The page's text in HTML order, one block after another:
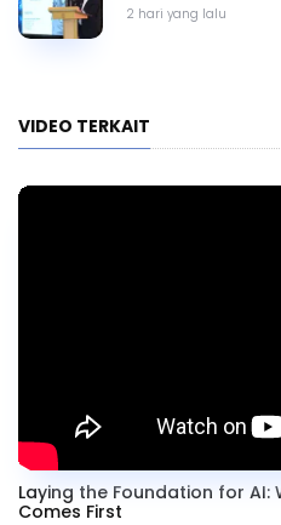
2 hari yang lalu
VIDEO TERKAIT
Laying the Foundation for AI:
Comes First